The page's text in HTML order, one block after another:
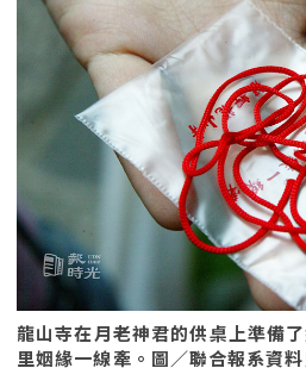
龍山寺在月老神君的供桌上準備
里姻緣一線牽。圖／聯合報系資